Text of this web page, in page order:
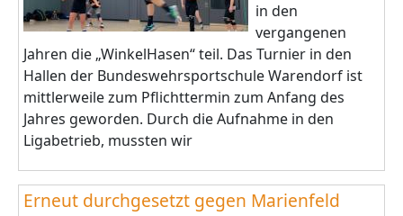
in den
vergangenen
Jahren die „WinkelHasen“ teil. Das Turnier in den
Hallen der Bundeswehrsportschule Warendorf ist
mittlerweile zum Pflichttermin zum Anfang des
Jahres geworden. Durch die Aufnahme in den
Ligabetrieb, mussten wir
Erneut durchgesetzt gegen Marienfeld